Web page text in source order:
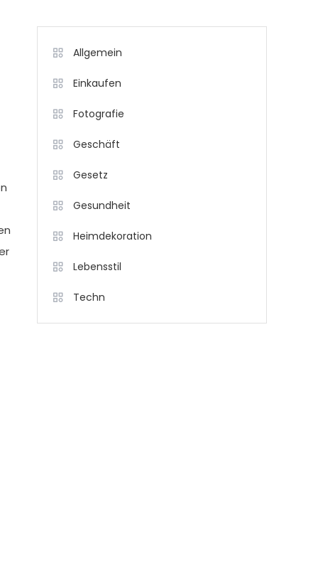
Allgemein
Einkaufen
Fotografie
Geschäft
Gesetz
Gesundheit
Heimdekoration
Lebensstil
Techn